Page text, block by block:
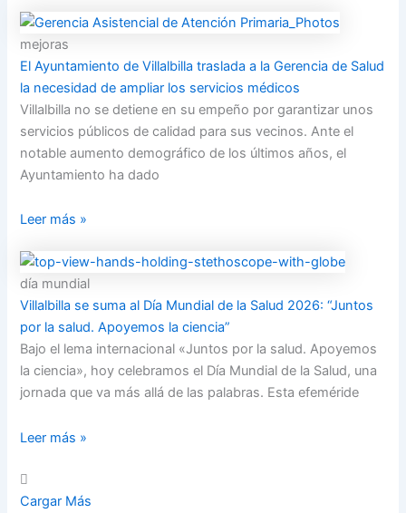
mejoras
El Ayuntamiento de Villalbilla traslada a la Gerencia de Salud
la necesidad de ampliar los servicios médicos
Villalbilla no se detiene en su empeño por garantizar unos
servicios públicos de calidad para sus vecinos. Ante el
notable aumento demográfico de los últimos años, el
Ayuntamiento ha dado
Leer más »
día mundial
Villalbilla se suma al Día Mundial de la Salud 2026: “Juntos
por la salud. Apoyemos la ciencia”
Bajo el lema internacional «Juntos por la salud. Apoyemos
la ciencia», hoy celebramos el Día Mundial de la Salud, una
jornada que va más allá de las palabras. Esta efeméride
Leer más »
Cargar Más